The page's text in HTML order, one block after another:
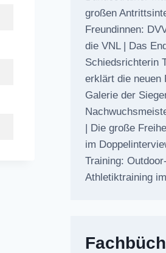
großen
Freundinnen:
die VNL | Das
Schiedsrichterin
erklärt die neuen
Galerie der
| Die große
im
Training:
Athletiktraining